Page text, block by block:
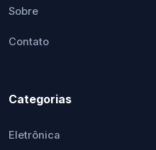
Sobre
Contato
Categorias
Eletrônica